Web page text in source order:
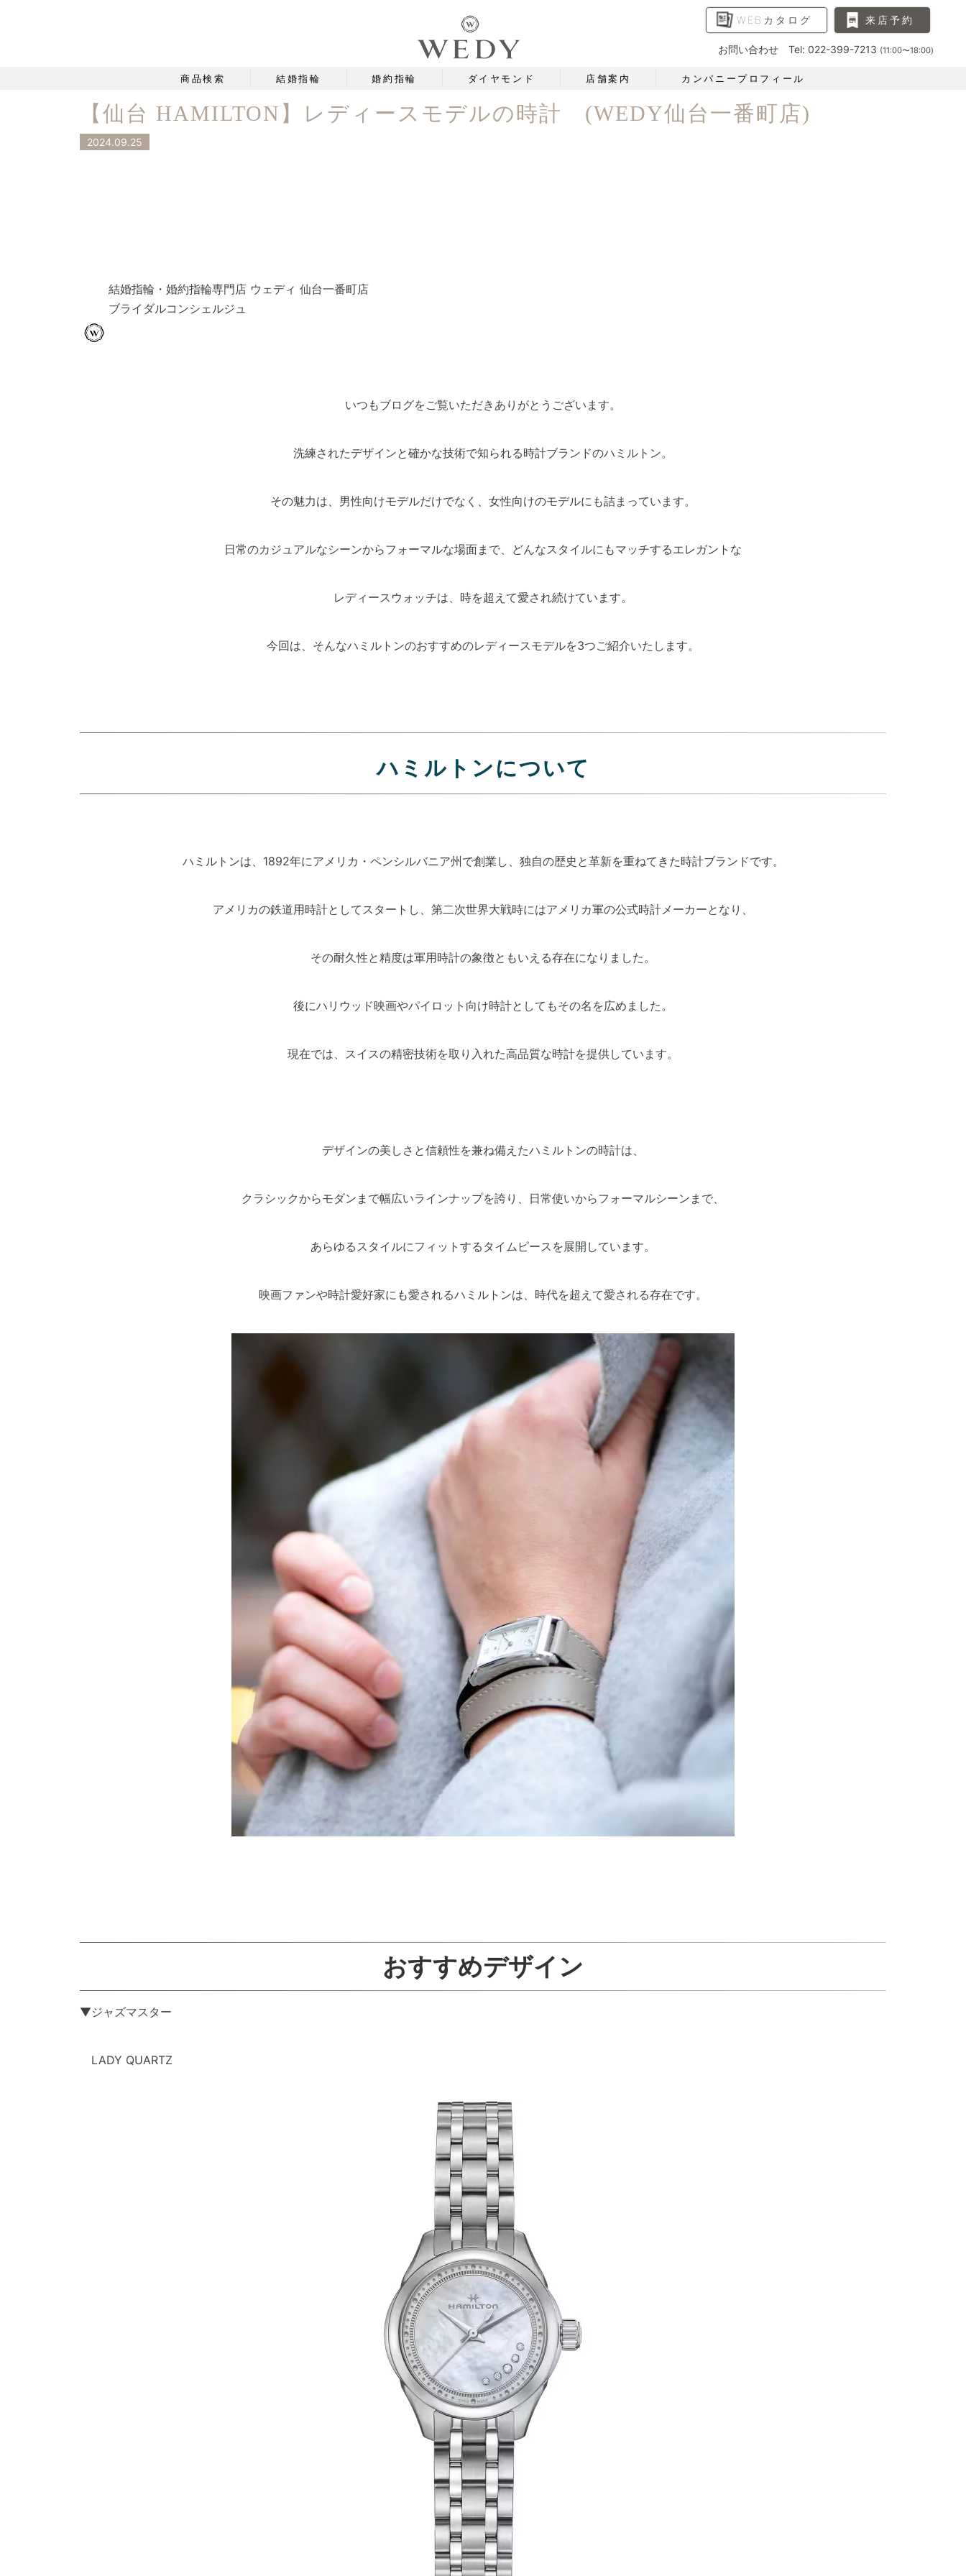
WEBカタログ 来店予約
お問い合わせ Tel: 022-399-7213 (11:00〜18:00)
商品検索 結婚指輪 婚約指輪 ダイヤモンド 店舗案内 カンパニープロフィール
【仙台 HAMILTON】レディースモデルの時計 (WEDY仙台一番町店)
2024.09.25
結婚指輪・婚約指輪専門店 ウェディ 仙台一番町店
ブライダルコンシェルジュ
いつもブログをご覧いただきありがとうございます。
洗練されたデザインと確かな技術で知られる時計ブランドのハミルトン。
その魅力は、男性向けモデルだけでなく、女性向けのモデルにも詰まっています。
日常のカジュアルなシーンからフォーマルな場面まで、どんなスタイルにもマッチするエレガントな
レディースウォッチは、時を超えて愛され続けています。
今回は、そんなハミルトンのおすすめのレディースモデルを3つご紹介いたします。
ハミルトンについて
ハミルトンは、 1892年にアメリカ・ペンシルバニア州で創業し、独自の歴史と革新を重ねてきた時計ブランドです。
アメリカの鉄道用時計としてスタートし、第二次世界大戦時にはアメリカ軍の公式時計メーカーとなり、
その耐久性と精度は軍用時計の象徴ともいえる存在になりました。
後にハリウッド映画やパイロット向け時計としてもその名を広めました。
現在では、スイスの精密技術を取り入れた高品質な時計を提供しています。
デザインの美しさと信頼性を兼ね備えたハミルトンの時計は、
クラシックからモダンまで幅広いラインナップを誇り、日常使いからフォーマルシーンまで、
あらゆるスタイルにフィットするタイムピースを展開しています。
映画ファンや時計愛好家にも愛されるハミルトンは、時代を超えて愛される存在です。
おすすめデザイン
▼ジャズマスター
LADY QUARTZ